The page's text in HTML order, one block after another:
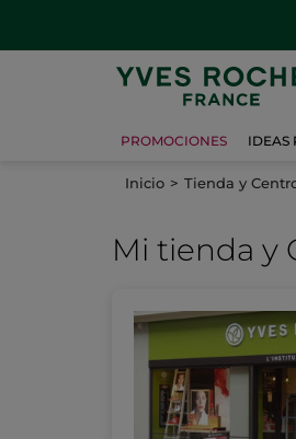
PROMOCIONES IDEAS
Inicio Tienda y
Mi tienda y